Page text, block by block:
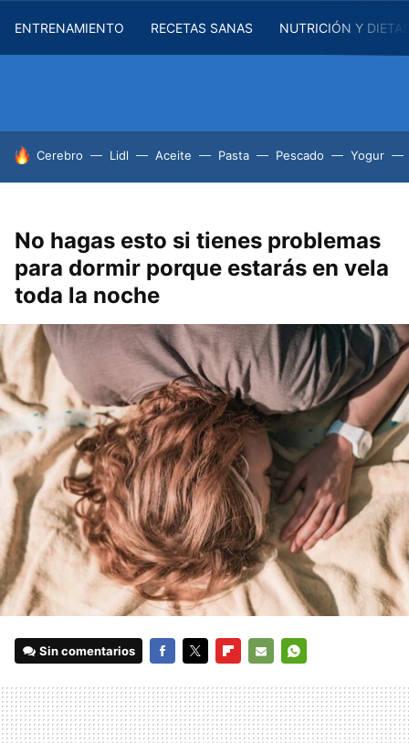
ENTRENAMIENTO RECETAS SANAS NUTRICIÓN Y
HOY SE HABLA DE
Cerebro Lidl Aceite Pasta Pescado Yogur
No hagas esto si tienes problemas
para dormir porque estarás en vela
toda la noche
Sin comentarios
MAIL